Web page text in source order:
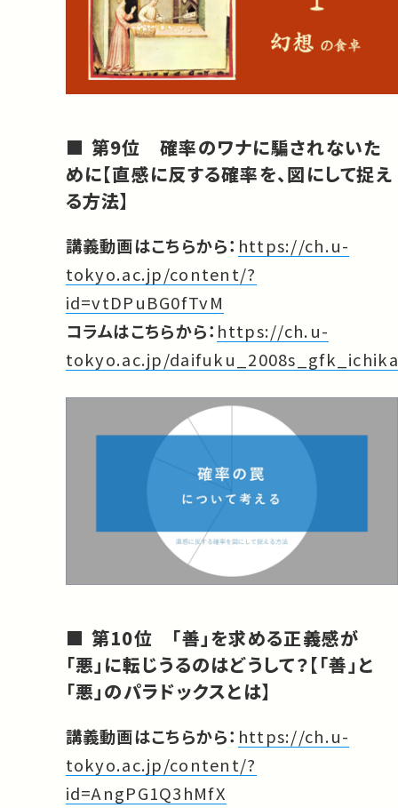
第9位 確率のワナに騙されないた
めに【直感に反する確率を、図にして捉え
る方法】
講義動画はこちらから： https://ch.u-
tokyo.ac.jp/content/?
id=vtDPuBG0fTvM
コラムはこちらから： https://ch.u-
tokyo.ac.jp/
第10位 「善」を求める正義感が
「悪」に転じうるのはどうして？【「善」と
「悪」のパラドックスとは】
講義動画はこちらから： https://ch.u-
tokyo.ac.jp/content/?
id=AngPG1Q3hMfX